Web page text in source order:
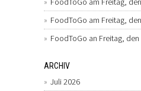
FoodToGo am Freitag,
FoodToGo an Freitag, den
ARCHIV
Juli 2026